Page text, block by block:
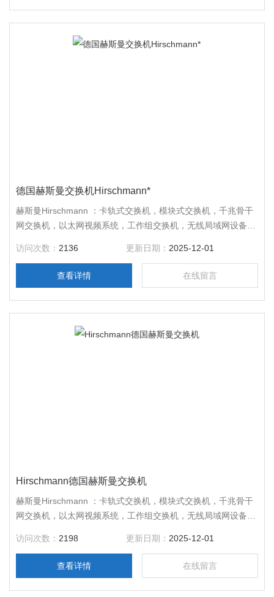
德国赫斯曼交换机Hirschmann*
赫斯曼Hirschmann ：卡轨式交换机，模块式交换机，千兆骨干
网交换机，以太网视频系统，工作组交换机，无线局域网设备，
*，咨询。
访问次数： 2136 更新日期： 2025-12-01
查看详情 在线留言
Hirschmann德国赫斯曼交换机
赫斯曼Hirschmann ：卡轨式交换机，模块式交换机，千兆骨干
网交换机，以太网视频系统，工作组交换机，无线局域网设备，
*，咨询。
访问次数： 2198 更新日期： 2025-12-01
查看详情 在线留言